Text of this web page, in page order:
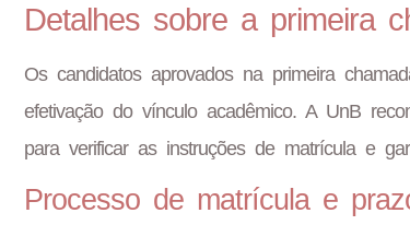
Detalhes sobre a primeira
Os candidatos aprovados na primeira
efetivação do vínculo acadêmico. A UnB
para verificar as instruções de matrícula e
Processo de matrícula e